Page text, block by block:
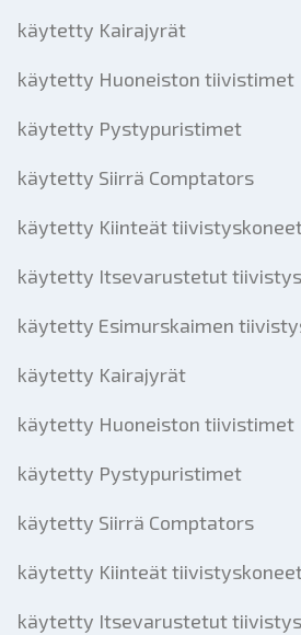
käytetty Kairajyrät
käytetty Huoneiston tiivistimet
käytetty Pystypuristimet
käytetty Siirrä Comptators
käytetty Kiinteät
käytetty Itsevarustetut
käytetty Esimurskaimen
käytetty Kairajyrät
käytetty Huoneiston tiivistimet
käytetty Pystypuristimet
käytetty Siirrä Comptators
käytetty Kiinteät
käytetty Itsevarustetut